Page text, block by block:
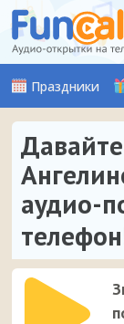
Праздники
аудио-